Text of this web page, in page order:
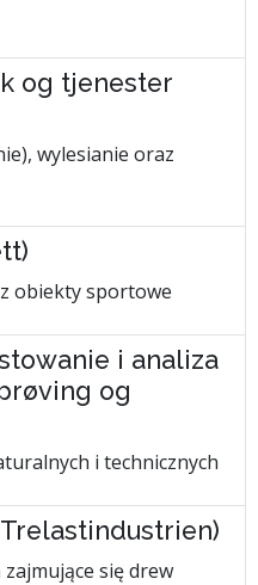
og tjenester
wylesianie oraz
obiekty sportowe
i analiza
og
i technicznych
się drew